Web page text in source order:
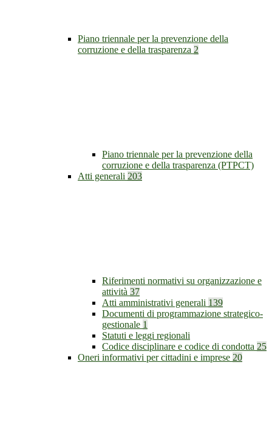
Piano triennale per la prevenzione della
corruzione e della trasparenza 2
Piano triennale per la prevenzione della
corruzione e della trasparenza (PTPCT)
Atti generali 203
Riferimenti normativi su organizzazione e
attività 37
Atti amministrativi generali 139
Documenti di programmazione strategico-
gestionale 1
Statuti e leggi regionali
Codice disciplinare e codice di condotta 25
Oneri informativi per cittadini e imprese 20